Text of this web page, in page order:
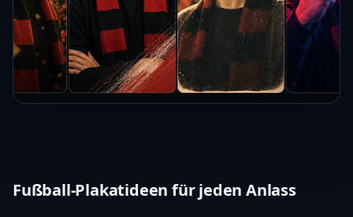
Fußball-Plakatideen für jeden Anlass